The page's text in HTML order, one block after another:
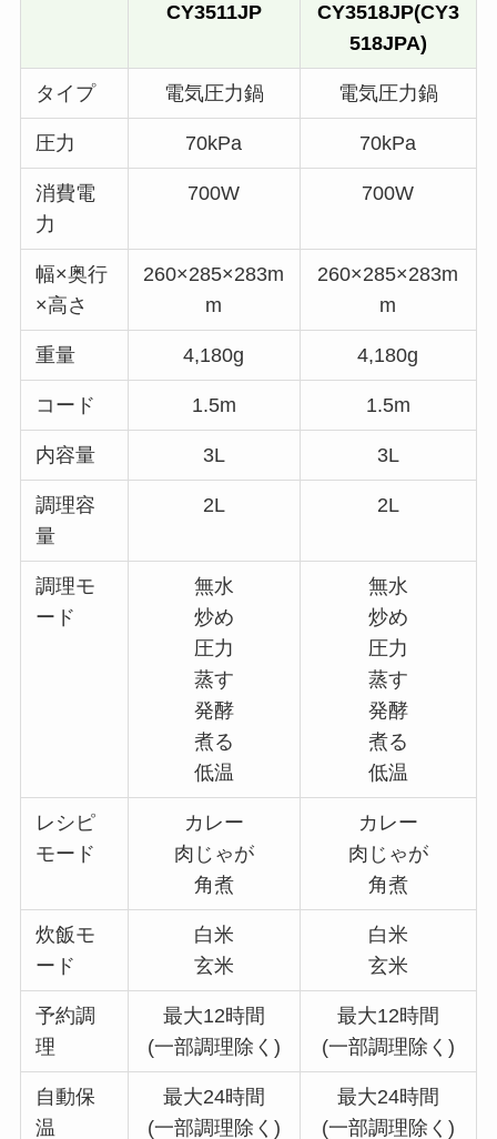
CY3511JP
CY3518JP(CY3
518JPA)
タイプ 電気圧力鍋 電気圧力鍋
圧力 70kPa 70kPa
消費電
力
700W 700W
幅×奥行
×高さ
260×285×283m
m
260×285×283m
m
重量 4,180g 4,180g
コード 1.5m 1.5m
内容量 3L 3L
調理容
量
2L 2L
調理モ
ード
無水
炒め
圧力
蒸す
発酵
煮る
低温
無水
炒め
圧力
蒸す
発酵
煮る
低温
レシピ
モード
カレー
肉じゃが
角煮
カレー
肉じゃが
角煮
炊飯モ
ード
白米
玄米
白米
玄米
予約調
理
最大12時間
(一部調理除く)
最大12時間
(一部調理除く)
自動保
温
最大24時間
(一部調理除く)
最大24時間
(一部調理除く)